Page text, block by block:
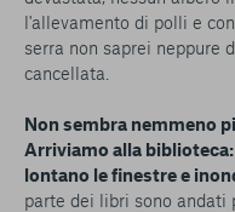
l'allevamento di polli e
serra non saprei neppure
cancellata.
Non sembra nemmeno
Arriviamo alla
lontano le finestre e
parte dei libri sono andati